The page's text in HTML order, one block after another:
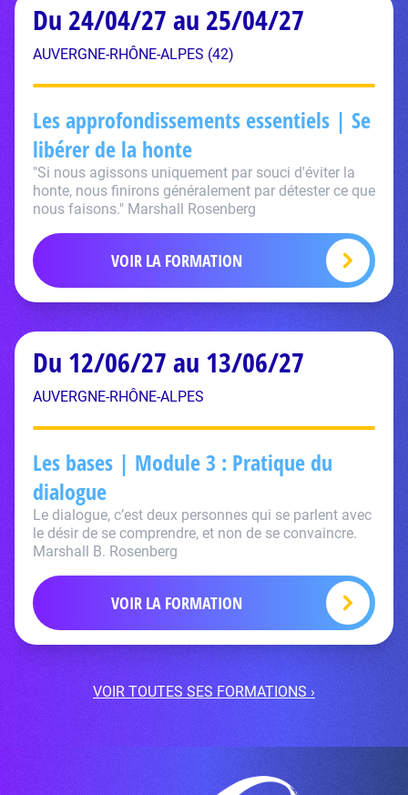
Du 24/04/27 au 25/04/27
AUVERGNE-RHÔNE-ALPES (42)
Les approfondissements essentiels | Se
libérer de la honte
"Si nous agissons uniquement par souci d'éviter la
honte, nous finirons généralement par détester ce que
nous faisons." Marshall Rosenberg
VOIR LA FORMATION
Du 12/06/27 au 13/06/27
AUVERGNE-RHÔNE-ALPES
Les bases | Module 3 : Pratique du
dialogue
Le dialogue, c’est deux personnes qui se parlent avec
le désir de se comprendre, et non de se convaincre.
Marshall B. Rosenberg
VOIR LA FORMATION
VOIR TOUTES SES FORMATIONS ›